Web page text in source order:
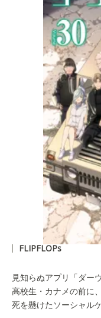
FLIPFLOPs
見知らぬアプリ「ダー
高校生・カナメの前に
死を懸けたソーシャル